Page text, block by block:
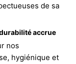
de sa
accrue
nos
hygiénique et